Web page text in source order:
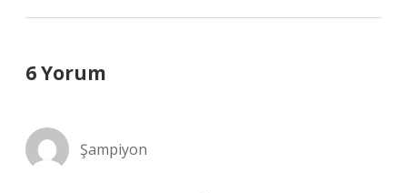
6 Yorum
Şampiyon